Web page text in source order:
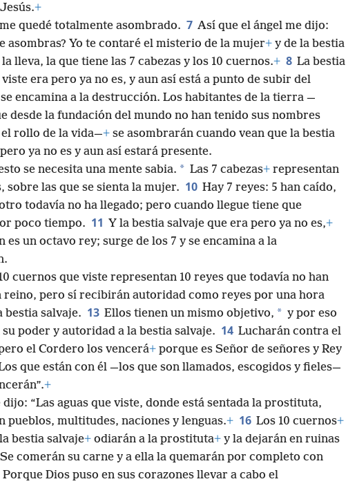
+
quedé totalmente asombrado. 7 Así que el ángel me dijo:
asombras? Yo te contaré el misterio de la mujer+ y de la bestia
lleva, la que tiene las 7 cabezas y los 10 cuernos.+ 8 La bestia
era pero ya no es, y aun así está a punto de subir del
encamina a la destrucción. Los habitantes de la tierra —
desde la fundación del mundo no han tenido sus nombres
rollo de la vida—+ se asombrarán cuando vean que la bestia
ya no es y aun así estará presente.
se necesita una mente sabia. * Las 7 cabezas+ representan
sobre las que se sienta la mujer. 10 Hay 7 reyes: 5 han caído,
todavía no ha llegado; pero cuando llegue tiene que
poco tiempo. 11 Y la bestia salvaje que era pero ya no es,+
es un octavo rey; surge de los 7 y se encamina a la
cuernos que viste representan 10 reyes que todavía no han
reino, pero sí recibirán autoridad como reyes por una hora
bestia salvaje. 13 Ellos tienen un mismo objetivo, * y por eso
poder y autoridad a la bestia salvaje. 14 Lucharán contra el
el Cordero los vencerá+ porque es Señor de señores y Rey
que están con él —los que son llamados, escogidos y fieles—
+
dijo: “Las aguas que viste, donde está sentada la prostituta,
pueblos, multitudes, naciones y lenguas.+ 16 Los 10 cuernos+
bestia salvaje+ odiarán a la prostituta+ y la dejarán en ruinas
comerán su carne y a ella la quemarán por completo con
Porque Dios puso en sus corazones llevar a cabo el